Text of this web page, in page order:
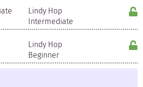
Lindy Hop
Intermediate
Lindy Hop
Beginner